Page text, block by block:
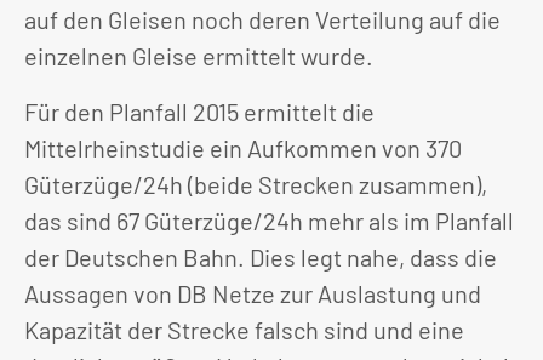
auf den Gleisen noch deren Verteilung auf die
einzelnen Gleise ermittelt wurde.
Für den Planfall 2015 ermittelt die
Mittelrheinstudie ein Aufkommen von 370
Güterzüge/24h (beide Strecken zusammen),
das sind 67 Güterzüge/24h mehr als im Planfall
der Deutschen Bahn. Dies legt nahe, dass die
Aussagen von DB Netze zur Auslastung und
Kapazität der Strecke falsch sind und eine